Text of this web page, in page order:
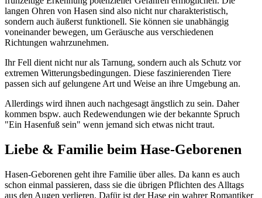
langen Ohren von Hasen sind also nicht nur charakteristisch,
sondern auch äußerst funktionell. Sie können sie unabhängig
voneinander bewegen, um Geräusche aus verschiedenen
Richtungen wahrzunehmen.
Ihr Fell dient nicht nur als Tarnung, sondern auch als Schutz vor
extremen Witterungsbedingungen. Diese faszinierenden Tiere
passen sich auf gelungene Art und Weise an ihre Umgebung an.
Allerdings wird ihnen auch nachgesagt ängstlich zu sein. Daher
kommen bspw. auch Redewendungen wie der bekannte Spruch
"Ein Hasenfuß sein" wenn jemand sich etwas nicht traut.
Liebe & Familie beim Hase-Geborenen
Hasen-Geborenen geht ihre Familie über alles. Da kann es auch
schon einmal passieren, dass sie die übrigen Pflichten des Alltags
aus den Augen verlieren. Dafür ist der Hase ein wahrer Romantiker